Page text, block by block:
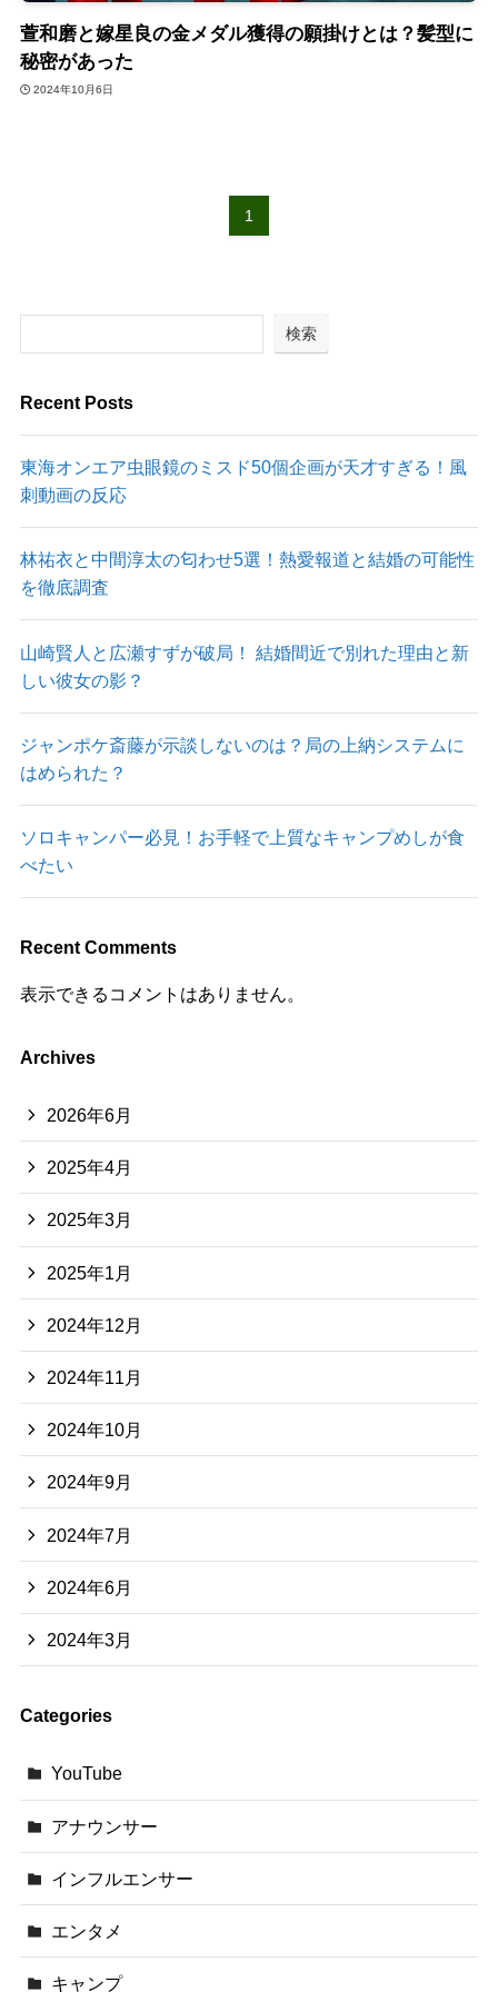
萱和磨と嫁星良の金メダル獲得の願掛けとは？髪型に
秘密があった
2024年10月6日
1
検索
Recent Posts
東海オンエア虫眼鏡のミスド50個企画が天才すぎる！風
刺動画の反応
林祐衣と中間淳太の匂わせ5選！熱愛報道と結婚の可能性
を徹底調査
山崎賢人と広瀬すずが破局！ 結婚間近で別れた理由と新
しい彼女の影？
ジャンポケ斎藤が示談しないのは？局の上納システムに
はめられた？
ソロキャンパー必見！お手軽で上質なキャンプめしが食
べたい
Recent Comments
表示できるコメントはありません。
Archives
2026年6月
2025年4月
2025年3月
2025年1月
2024年12月
2024年11月
2024年10月
2024年9月
2024年7月
2024年6月
2024年3月
Categories
YouTube
アナウンサー
インフルエンサー
エンタメ
キャンプ